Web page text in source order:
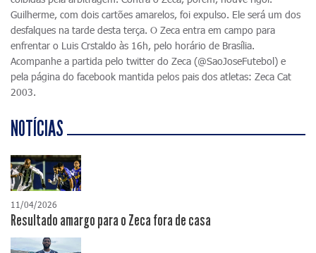
Guilherme, com dois cartões amarelos, foi expulso. Ele será um dos
desfalques na tarde desta terça. O Zeca entra em campo para
enfrentar o Luis Crstaldo às 16h, pelo horário de Brasília.
Acompanhe a partida pelo twitter do Zeca (@SaoJoseFutebol) e
pela página do facebook mantida pelos pais dos atletas: Zeca Cat
2003.
NOTÍCIAS
11/04/2026
Resultado amargo para o Zeca fora de casa